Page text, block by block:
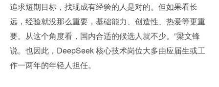
追求短期目标，找现成有经验的人是对的。但如果看长
远，经验就没那么重要，基础能力、创造性、热爱等更重
要。从这个角度看，国内合适的候选人就不少。”梁文锋
说。也因此，DeepSeek 核心技术岗位大多由应届生或工
作一两年的年轻人担任。